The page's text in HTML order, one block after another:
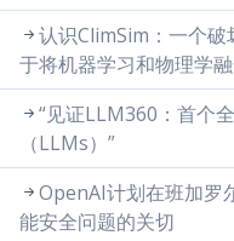
认识ClimSim：一个
于将机器学习和物理学
“见证LLM360：首个
（LLMs）”
OpenAI计划在班加罗
能安全问题的关切